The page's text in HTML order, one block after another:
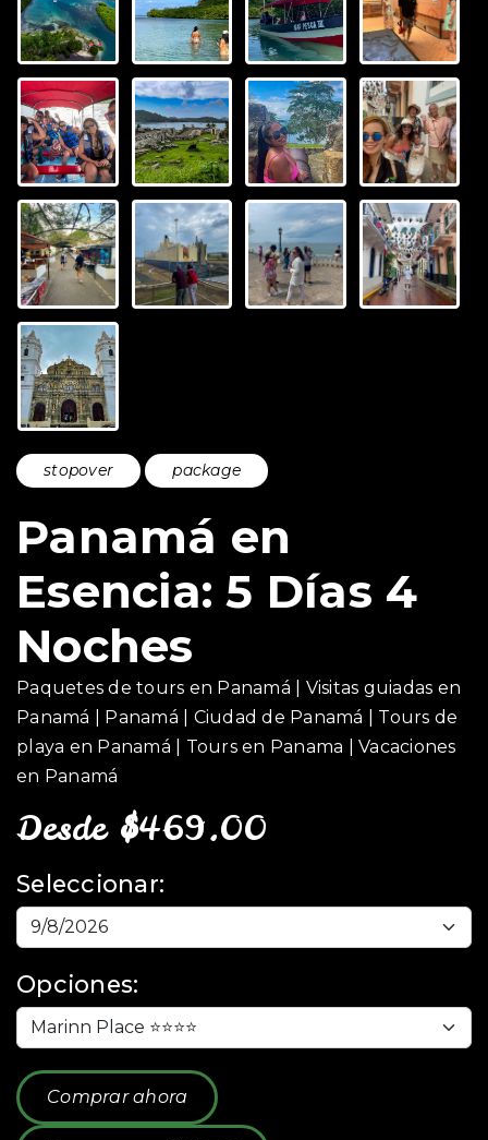
stopover package
Panamá en
Esencia: 5 Días 4
Noches
Paquetes de tours en Panamá | Visitas guiadas en
Panamá | Panamá | Ciudad de Panamá | Tours de
playa en Panamá | Tours en Panama | Vacaciones
en Panamá
Desde $469.00
Seleccionar:
Opciones:
Comprar ahora